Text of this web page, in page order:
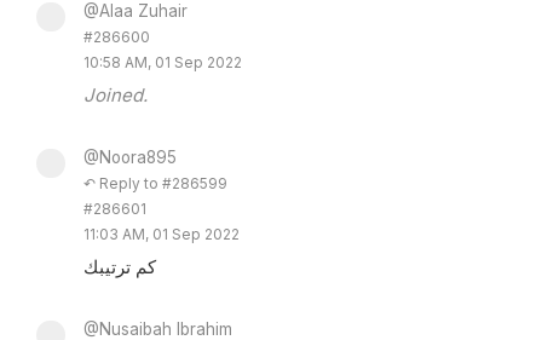
@Alaa Zuhair
#286600
10:58 AM, 01 Sep 2022
Joined.
@Noora895
↶ Reply to #286599
#286601
11:03 AM, 01 Sep 2022
كم ترتيبك
@Nusaibah Ibrahim